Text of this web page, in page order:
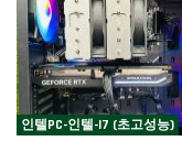
인텔PC-인텔-I7 (초고성능)